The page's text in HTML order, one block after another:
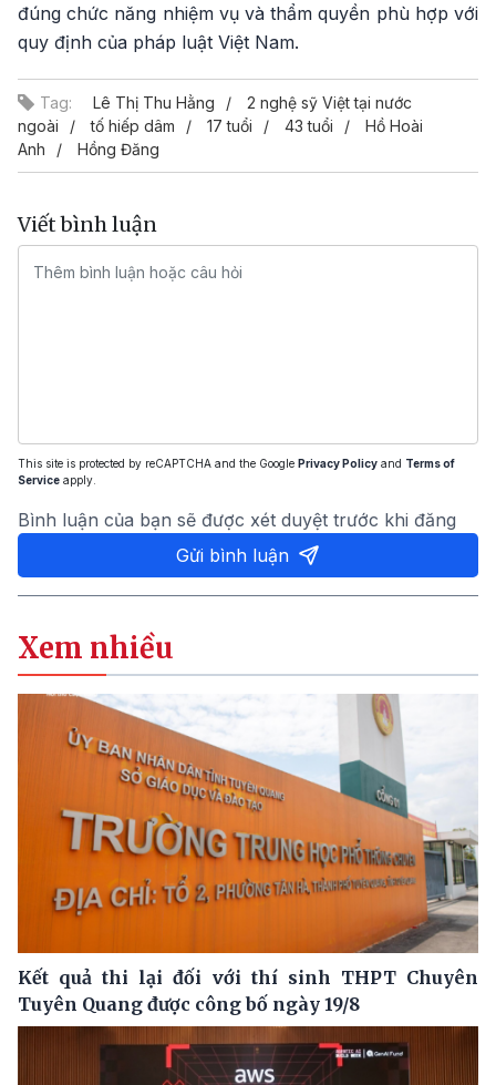
đúng chức năng nhiệm vụ và thẩm quyền phù hợp với
quy định của pháp luật Việt Nam.
Tag: Lê Thị Thu Hằng
2 nghệ sỹ Việt tại nước
ngoài
tố hiếp dâm 17 tuổi 43 tuổi
Hồ Hoài
Anh
Hồng Đăng
Viết bình luận
This site is protected by reCAPTCHA and the Google Privacy Policy and Terms of
Service apply.
Bình luận của bạn sẽ được xét duyệt trước khi đăng
Gửi bình luận
Xem nhiều
Kết quả thi lại đối với thí sinh THPT Chuyên
Tuyên Quang được công bố ngày 19/8